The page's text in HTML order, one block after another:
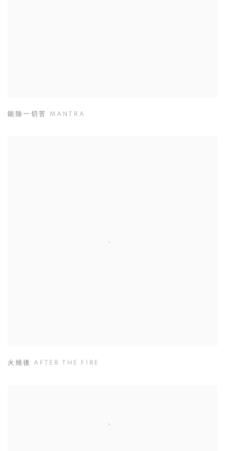
能除一切苦 MANTRA
火燒後 AFTER THE FIRE